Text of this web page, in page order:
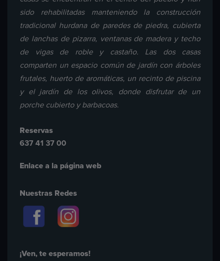
sido rehabilitadas manteniendo la construcción
tradicional hurdana de paredes de piedra, cubierta
de lanchas de pizarra, ventanas de madera y techo
de vigas de roble y castaño. Las dos casas
comparten un espacio común de jardín con árboles
frutales, huerto de aromáticas, un recinto de piscina
y el jardín de los olivos, donde disfrutar de un
porche cubierto y barbacoas.
Reservas
637 41 37 00
Enlace a la página web
Nuestras Redes
¡Ven, te esperamos!